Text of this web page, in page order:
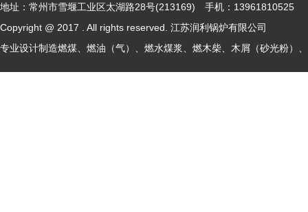
地址：常州市雪堰工业区太湖路28号(213169) 手机：13961810525
Copyright @ 2017 . All rights reserved. 江苏润利锅炉有限公司
专业设计制造燃煤、燃油（气）、燃水煤浆、燃木柴、木屑（砂光粉）